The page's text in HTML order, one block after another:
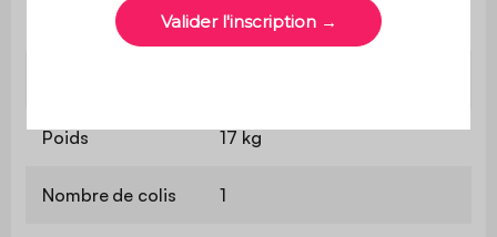
Installation A poser
Poids 17 kg
Nombre de colis 1